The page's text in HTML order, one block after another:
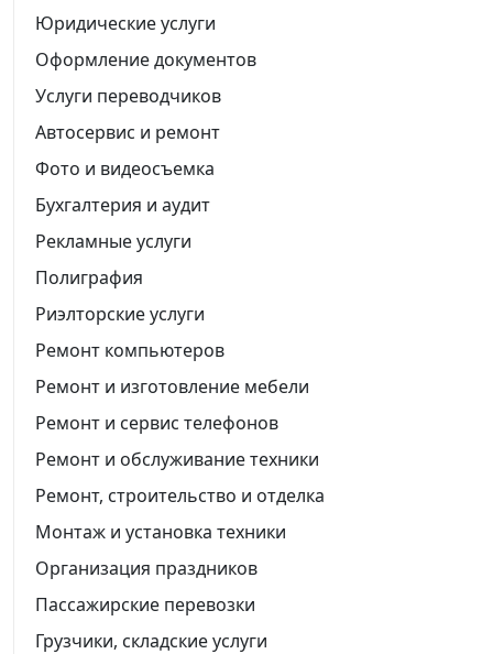
Юридические услуги
Оформление документов
Услуги переводчиков
Автосервис и ремонт
Фото и видеосъемка
Бухгалтерия и аудит
Рекламные услуги
Полиграфия
Риэлторские услуги
Ремонт компьютеров
Ремонт и изготовление мебели
Ремонт и сервис телефонов
Ремонт и обслуживание техники
Ремонт, строительство и отделка
Монтаж и установка техники
Организация праздников
Пассажирские перевозки
Грузчики, складские услуги